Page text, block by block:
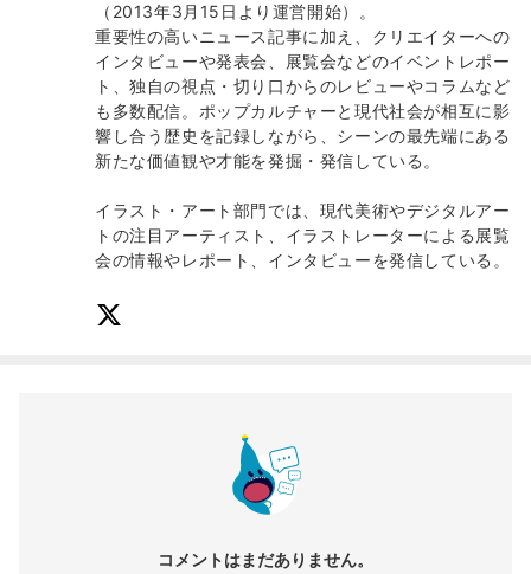
（2013年3月15日より運営開始）。
重要性の高いニュース記事に加え、クリエイターへの
インタビューや発表会、展覧会などのイベントレポー
ト、独自の視点・切り口からのレビューやコラムなど
も多数配信。ポップカルチャーと現代社会が相互に影
響し合う歴史を記録しながら、シーンの最先端にある
新たな価値観や才能を発掘・発信している。
イラスト・アート部門では、現代美術やデジタルアー
トの注目アーティスト、イラストレーターによる展覧
会の情報やレポート、インタビューを発信している。
コメントはまだありません。